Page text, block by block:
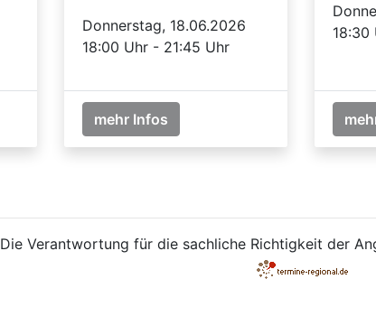
Donnerstag, 18.06.2026
18:00 Uhr - 21:45 Uhr
mehr Infos
18:30
Die Verantwortung für die sachliche Richtigkeit der